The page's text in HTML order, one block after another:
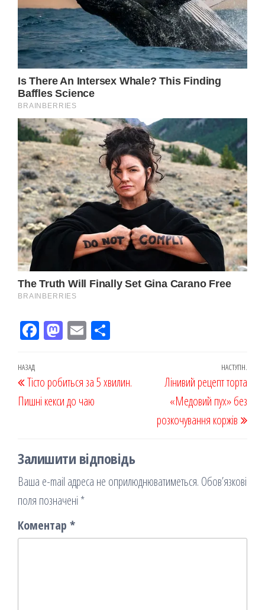
Fac
k
M
on
Em
ис
Навігація
записів
Попередній
запис
НАЗАД
Тісто робиться за 5 хвилин.
Пишні кекси до чаю
НАСТУПН.
Лінивий рецепт торта
«Медовий пух» без
розкочування коржів
Залишити відповідь
Ваша e-mail адреса не оприлюднюватиметься. Обов’язкові
поля позначені *
Коментар *